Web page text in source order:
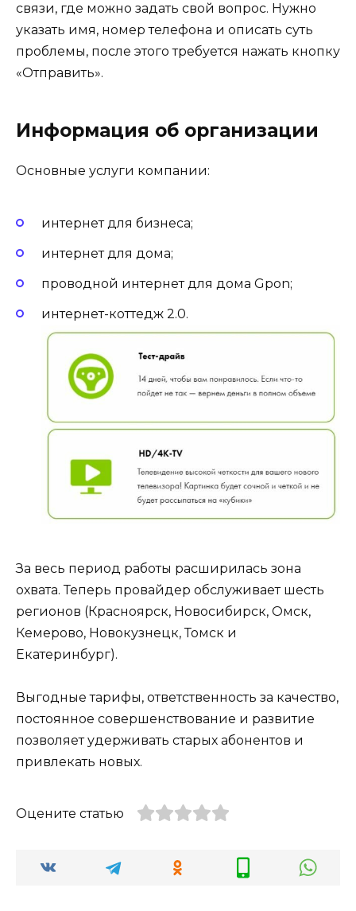
связи, где можно задать свой вопрос. Нужно
указать имя, номер телефона и описать суть
проблемы, после этого требуется нажать кнопку
«Отправить».
Информация об организации
Основные услуги компании:
интернет для бизнеса;
интернет для дома;
проводной интернет для дома Gpon;
интернет-коттедж 2.0.
За весь период работы расширилась зона
охвата. Теперь провайдер обслуживает шесть
регионов (Красноярск, Новосибирск, Омск,
Кемерово, Новокузнецк, Томск и
Екатеринбург).
Выгодные тарифы, ответственность за качество,
постоянное совершенствование и развитие
позволяет удерживать старых абонентов и
привлекать новых.
Оцените статью